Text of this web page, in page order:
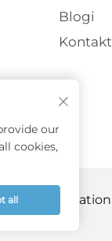
Blogi
Kontakt
our
cookies,
all